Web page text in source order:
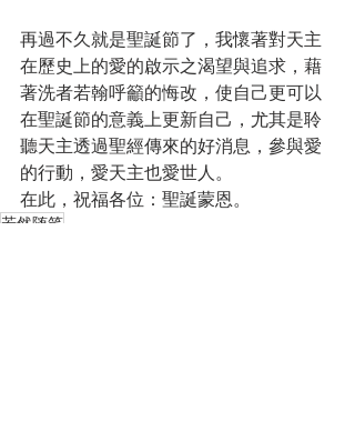
再過不久就是聖誕節了，我懷著對天主
在歷史上的愛的啟示之渴望與追求，藉
著洗者若翰呼籲的悔改，使自己更可以
在聖誕節的意義上更新自己，尤其是聆
聽天主透過聖經傳來的好消息，參與愛
的行動，愛天主也愛世人。
在此，祝福各位：聖誕蒙恩。
若然随笔